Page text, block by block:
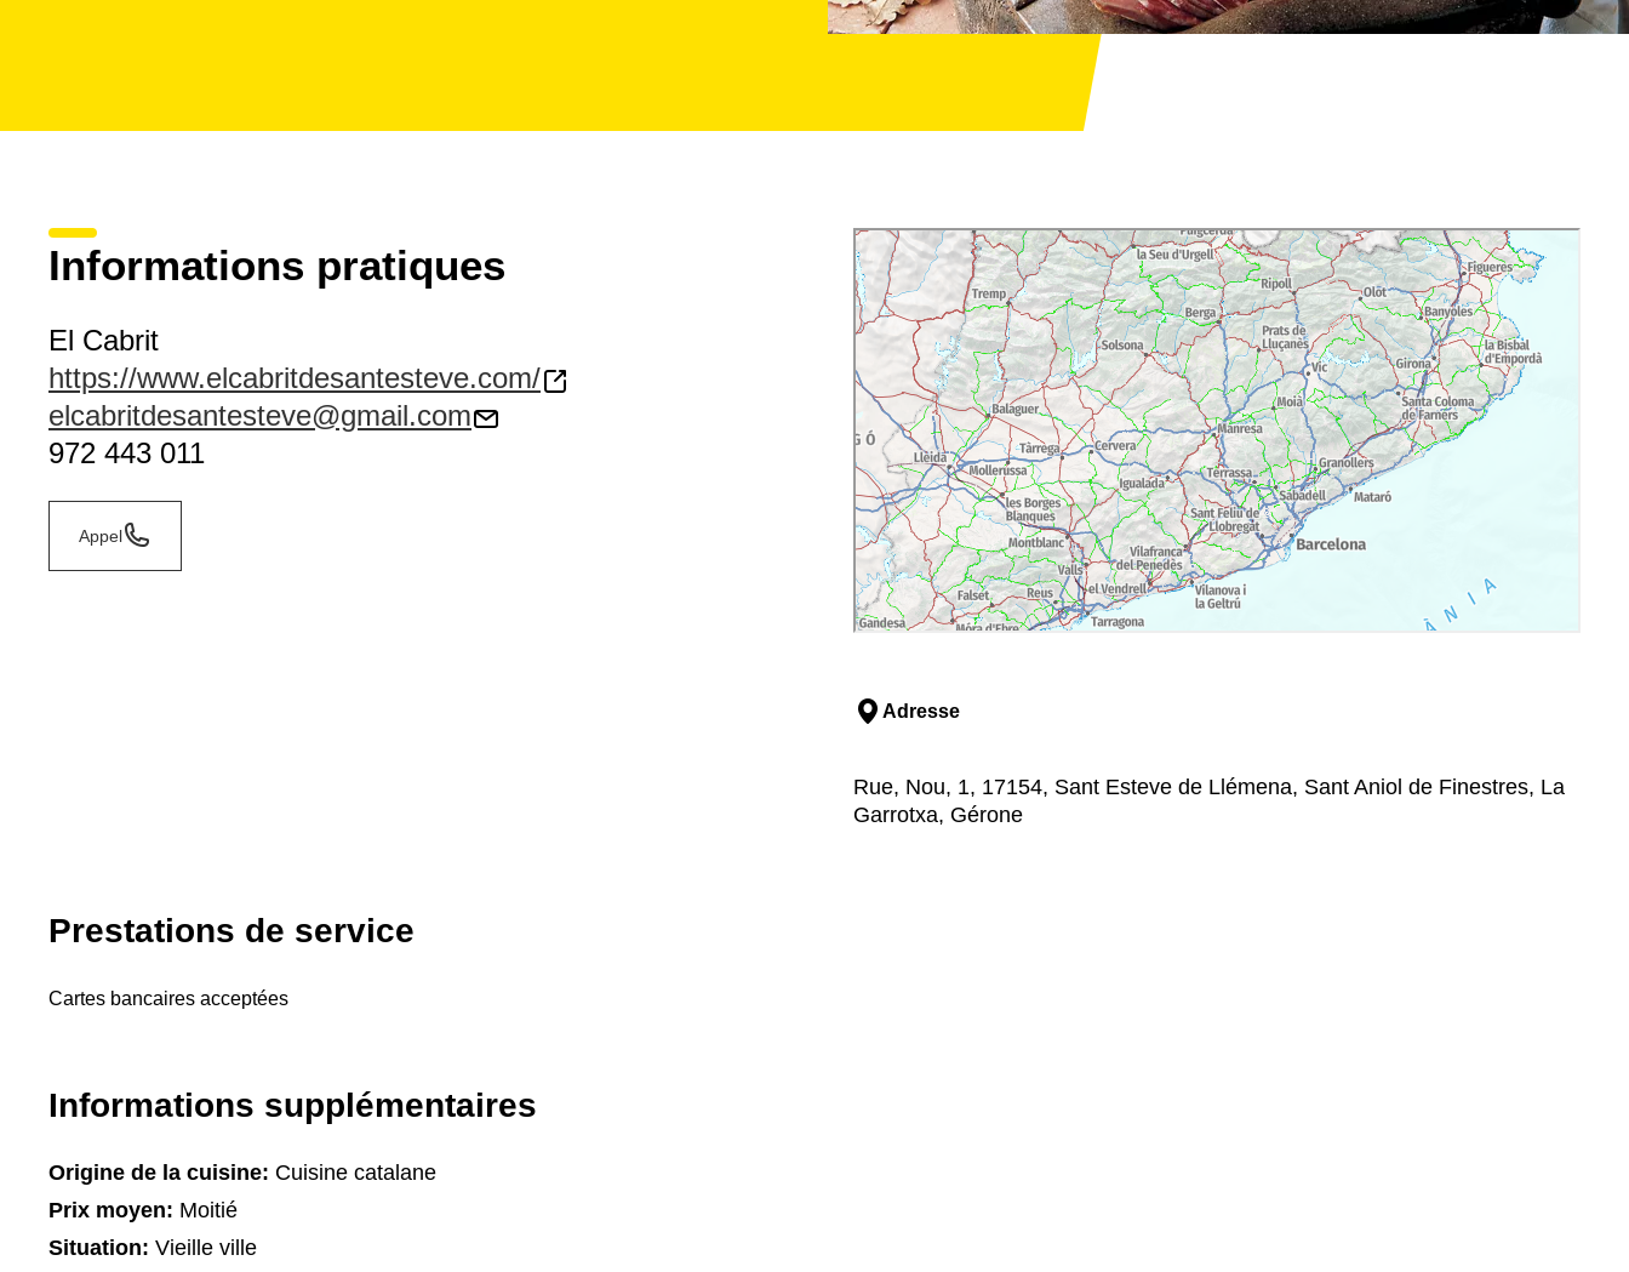
Informations pratiques
El Cabrit
https://www.elcabritdesantesteve.com/
elcabritdesantesteve@gmail.com
972 443 011
Appel
Adresse
Rue, Nou, 1, 17154, Sant Esteve de Llémena, Sant Aniol de Finestres, La
Garrotxa, Gérone
Prestations de service
Cartes bancaires acceptées
Informations supplémentaires
Origine de la cuisine: Cuisine catalane
Prix moyen: Moitié
Situation: Vieille ville